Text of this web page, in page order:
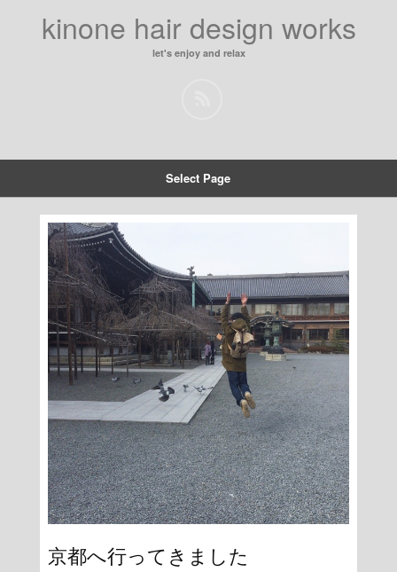
kinone hair design works
let's enjoy and relax
Select Page
京都へ行ってきました